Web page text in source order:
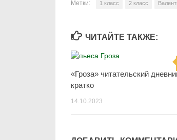
Метки: 1 класс 2 класс
ЧИТАЙТЕ ТАКЖЕ:
«Гроза» читательский
кратко
14.10.2023